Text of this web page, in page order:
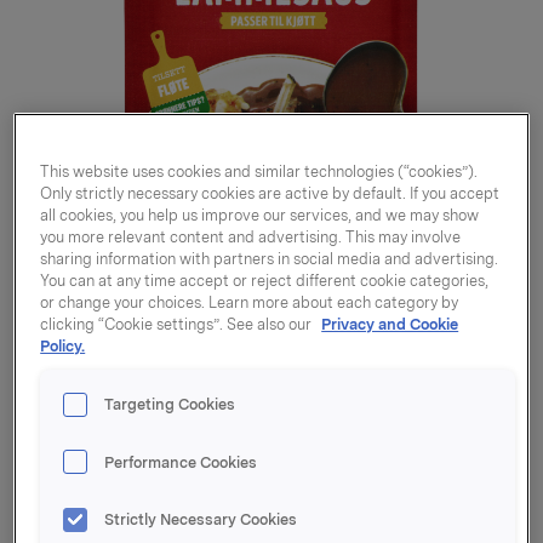
Lammesaus med urter
& rødvin 42g
This website uses cookies and similar technologies (“cookies”).
Only strictly necessary cookies are active by default. If you accept
all cookies, you help us improve our services, and we may show
you more relevant content and advertising. This may involve
sharing information with partners in social media and advertising.
You can at any time accept or reject different cookie categories,
or change your choices. Learn more about each category by
clicking “Cookie settings”. See also our Privacy and Cookie
Policy.
Targeting Cookies
Performance Cookies
Strictly Necessary Cookies